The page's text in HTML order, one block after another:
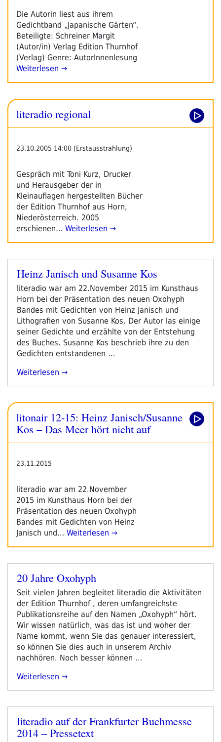
Die Autorin liest aus ihrem
Gedichtband „Japanische Gärten“.
Beteiligte: Schreiner Margit
(Autor/in) Verlag Edition Thurnhof
(Verlag) Genre: AutorInnenlesung
Weiterlesen →
literadio regional
23.10.2005 14:00 (Erstausstrahlung)
Gespräch mit Toni Kurz, Drucker
und Herausgeber der in
Kleinauflagen hergestellten Bücher
der Edition Thurnhof aus Horn,
Niederösterreich. 2005
erschienen… Weiterlesen →
Veröffentlicht
Heinz Janisch und Susanne Kos
literadio war am 22.November 2015 im Kunsthaus
Horn bei der Präsentation des neuen Oxohyph
Bandes mit Gedichten von Heinz Janisch und
Lithografien von Susanne Kos. Der Autor las einige
seiner Gedichte und erzählte von der Entstehung
des Buches. Susanne Kos beschrieb ihre zu den
Gedichten entstandenen …
„Heinz
Susanne
Kos“
Weiterlesen
litonair 12-15: Heinz Janisch/Susanne
Kos – Das Meer hört nicht auf
23.11.2015
literadio war am 22.November
2015 im Kunsthaus Horn bei der
Präsentation des neuen Oxohyph
Bandes mit Gedichten von Heinz
Janisch und… Weiterlesen →
Veröffentlicht
20 Jahre Oxohyph
Seit vielen Jahren begleitet literadio die Aktivitäten
der Edition Thurnhof , deren umfangreichste
Publikationsreihe auf den Namen „Oxohyph“ hört.
Wir wissen natürlich, was das ist und woher der
Name kommt, wenn Sie das genauer interessiert,
so können Sie dies auch in unserem Archiv
nachhören. Noch besser können …
„20
Weiterlesen
Veröffentlicht
am
literadio auf der Frankfurter Buchmesse
2014 – Pressetext